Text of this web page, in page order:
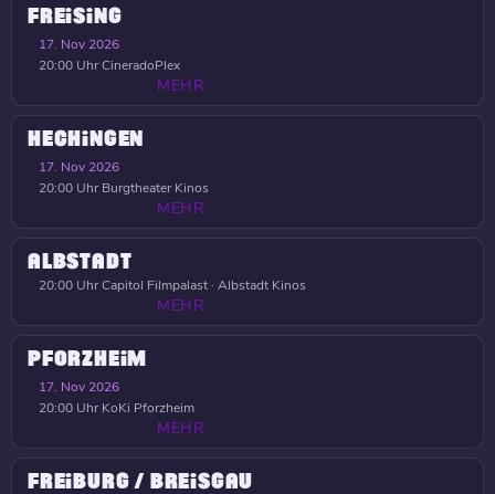
FREISING
17. Nov 2026
20:00 UhrCineradoPlex
MEHR
HECHINGEN
17. Nov 2026
20:00 Uhr Burgtheater Kinos
MEHR
ALBSTADT
20:00 UhrCapitol Filmpalast · Albstadt Kinos
MEHR
PFORZHEIM
17. Nov 2026
20:00 Uhr KoKi Pforzheim
MEHR
FREIBURG / BREISGAU